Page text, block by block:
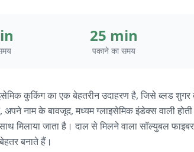
25 min
पकाने का समय
कुकिंग का एक बेहतरीन उदाहरण है, जिसे ब्लड
अपने नाम के बावजूद, मध्यम ग्लाइसेमिक इंडेक्स वाली
मिलाया जाता है। दाल से मिलने वाला सॉल्युबल
बनाते हैं।